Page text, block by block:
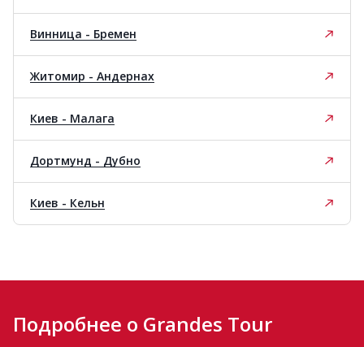
Винница - Бремен
Житомир - Андернах
Киев - Малага
Дортмунд - Дубно
Киев - Кельн
Подробнее о Grandes Tour